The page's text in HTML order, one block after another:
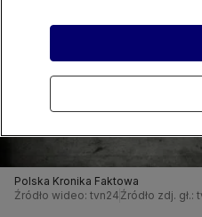
Polska Kronika Faktowa
Źródło wideo: tvn24 Źródło zdj. gł.: